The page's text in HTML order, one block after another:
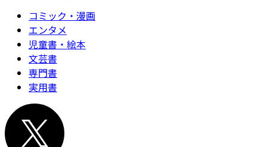
コミック・漫画
エンタメ
児童書・絵本
文芸書
専門書
実用書